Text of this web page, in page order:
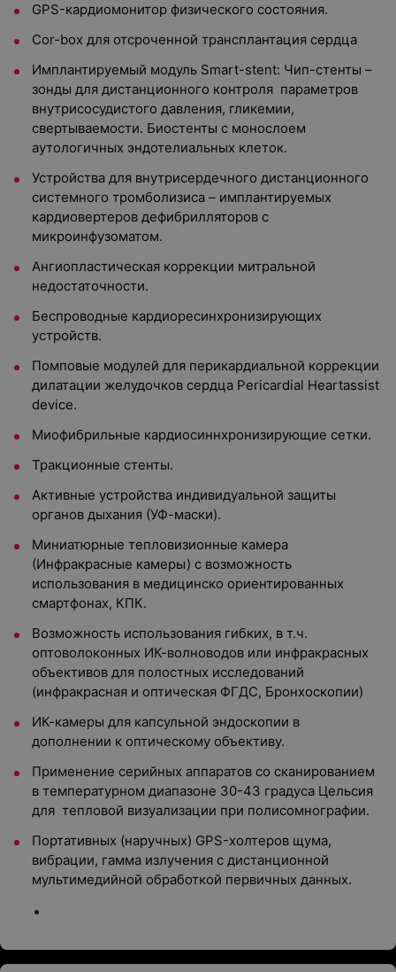
GPS-кардиомонитор физического состояния.
Cor-box для отсроченной трансплантация сердца
Имплантируемый модуль Smart-stent: Чип-стенты –
зонды для дистанционного контроля параметров
внутрисосудистого давления, гликемии,
свертываемости. Биостенты с монослоем
аутологичных эндотелиальных клеток.
Устройства для внутрисердечного дистанционного
системного тромболизиса – имплантируемых
кардиовертеров дефибрилляторов с
микроинфузоматом.
Ангиопластическая коррекции митральной
недостаточности.
Беспроводные кардиоресинхронизирующих
устройств.
Помповые модулей для перикардиальной коррекции
дилатации желудочков сердца Pericardial Heartassist
device.
Миофибрильные кардиосиннхронизирующие сетки.
Тракционные стенты.
Активные устройства индивидуальной защиты
органов дыхания (УФ-маски).
Миниатюрные тепловизионные камера
(Инфракрасные камеры) с возможность
использования в медицинско ориентированных
смартфонах, КПК.
Возможность использования гибких, в т.ч.
оптоволоконных ИК-волноводов или инфракрасных
объективов для полостных исследований
(инфракрасная и оптическая ФГДС, Бронхоскопии)
ИК-камеры для капсульной эндоскопии в
дополнении к оптическому объективу.
Применение серийных аппаратов со сканированием
в температурном диапазоне 30-43 градуса Цельсия
для тепловой визуализации при полисомнографии.
Портативных (наручных) GPS-холтеров щума,
вибрации, гамма излучения с дистанционной
мультимедийной обработкой первичных данных.